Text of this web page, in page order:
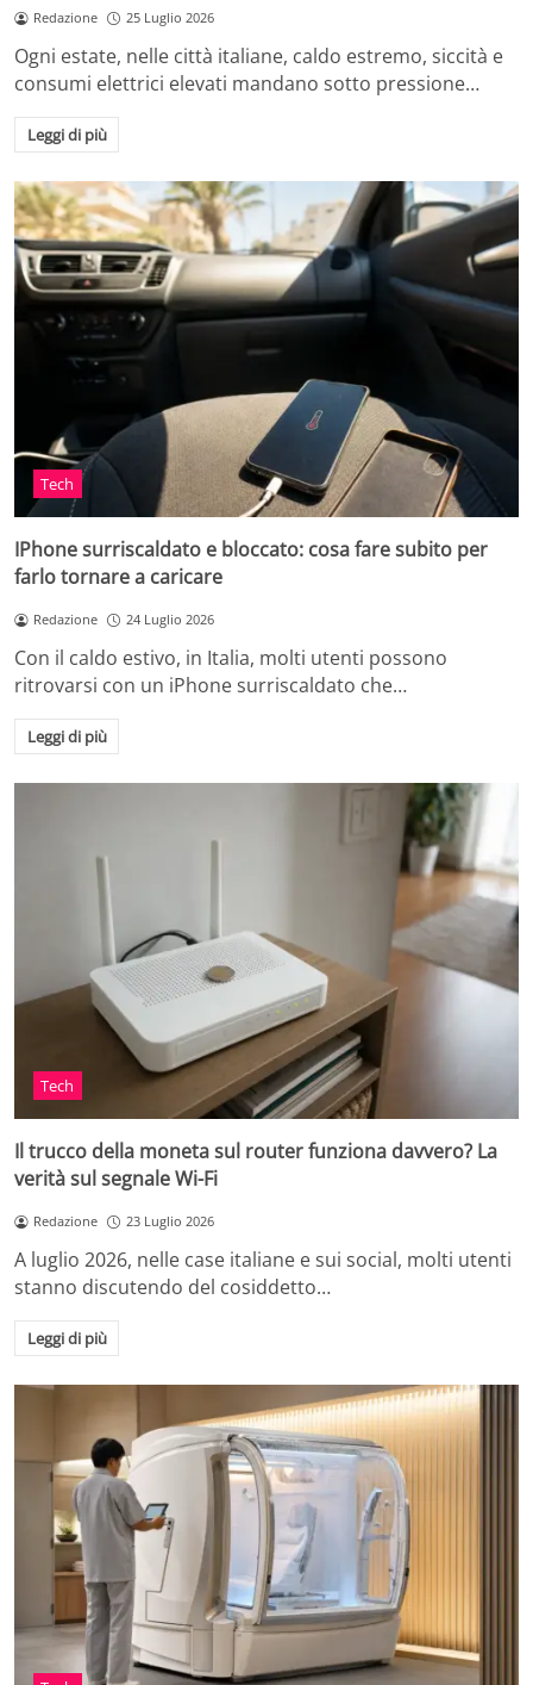
Redazione 25 Luglio 2026
Ogni estate, nelle città italiane, caldo estremo, siccità e
consumi elettrici elevati mandano sotto pressione…
Leggi di più
Tech
IPhone surriscaldato e bloccato: cosa fare subito per
farlo tornare a caricare
Redazione 24 Luglio 2026
Con il caldo estivo, in Italia, molti utenti possono
ritrovarsi con un iPhone surriscaldato che…
Leggi di più
Tech
Il trucco della moneta sul router funziona davvero? La
verità sul segnale Wi-Fi
Redazione 23 Luglio 2026
A luglio 2026, nelle case italiane e sui social, molti utenti
stanno discutendo del cosiddetto…
Leggi di più